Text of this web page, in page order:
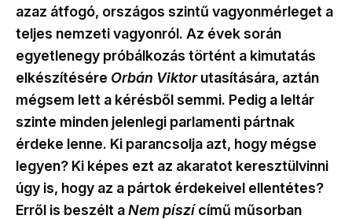
azaz átfogó, országos szintű vagyonmérleget a
teljes nemzeti vagyonról. Az évek során
egyetlenegy próbálkozás történt a kimutatás
elkészítésére Orbán Viktorutasítására, aztán
mégsem lett a kérésből semmi. Pedig a leltár
szinte minden jelenlegi parlamenti pártnak
érdeke lenne. Ki parancsolja azt, hogy mégse
legyen? Ki képes ezt az akaratot keresztülvinni
úgy is, hogy az a pártok érdekeivel ellentétes?
Erről is beszélt aNem píszícímű műsorban